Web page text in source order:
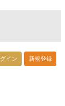
イン 新規登録